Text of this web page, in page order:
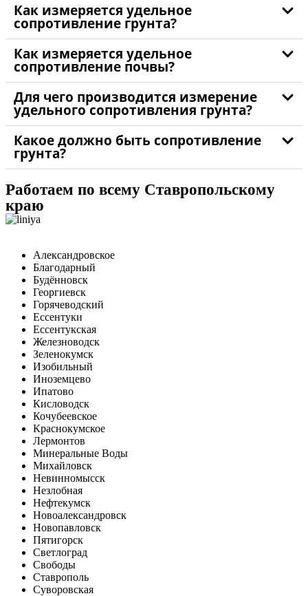
Как измеряется удельное
сопротивление грунта?
Как измеряется удельное
сопротивление почвы?
Для чего производится измерение
удельного сопротивления грунта?
Какое должно быть сопротивление
грунта?
Работаем по всему Ставропольскому
краю
Александровское
Благодарный
Будённовск
Георгиевск
Горячеводский
Ессентуки
Ессентукская
Железноводск
Зеленокумск
Изобильный
Иноземцево
Ипатово
Кисловодск
Кочубеевское
Краснокумское
Лермонтов
Минеральные Воды
Михайловск
Невинномысск
Незлобная
Нефтекумск
Новоалександровск
Новопавловск
Пятигорск
Светлоград
Свободы
Ставрополь
Суворовская